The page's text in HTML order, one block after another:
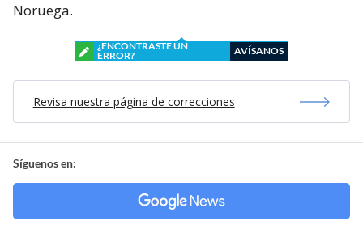
Noruega.
¿ENCONTRASTE UN
ERROR?
AVÍSANOS
Revisa nuestra página de correcciones
Síguenos en: